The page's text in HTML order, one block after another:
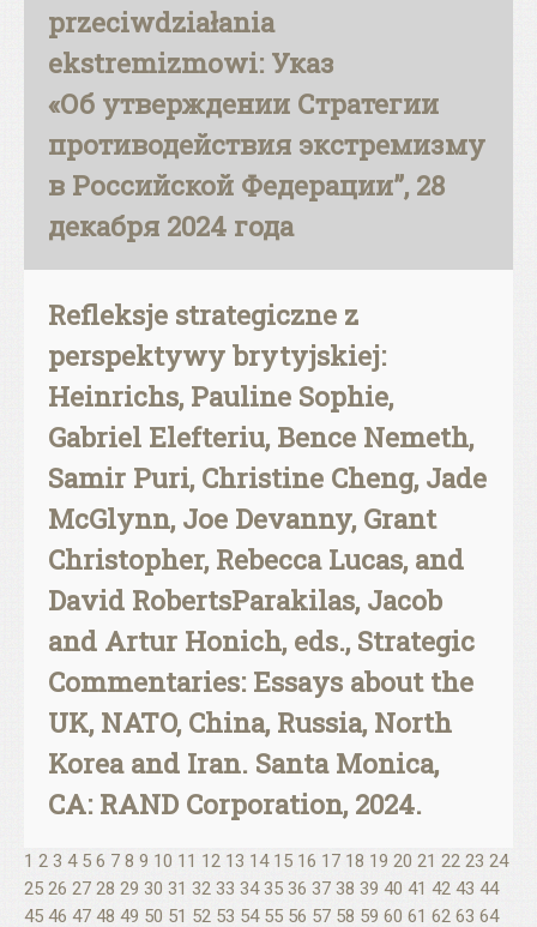
przeciwdziałania
ekstremizmowi: Указ
«Об утверждении Стратегии
противодействия экстремизму
в Российской Федерации”, 28
декабря 2024 года
Refleksje strategiczne z
perspektywy brytyjskiej:
Heinrichs, Pauline Sophie,
Gabriel Elefteriu, Bence Nemeth,
Samir Puri, Christine Cheng, Jade
McGlynn, Joe Devanny, Grant
Christopher, Rebecca Lucas, and
David RobertsParakilas, Jacob
and Artur Honich, eds., Strategic
Commentaries: Essays about the
UK, NATO, China, Russia, North
Korea and Iran. Santa Monica,
CA: RAND Corporation, 2024.
1 2 3 4 5 6 7 8 9 10 11 12 13 14 15 16 17 18 19 20 21 22 23 24
25 26 27 28 29 30 31 32 33 34 35 36 37 38 39 40 41 42 43 44
45 46 47 48 49 50 51 52 53 54 55 56 57 58 59 60 61 62 63 64